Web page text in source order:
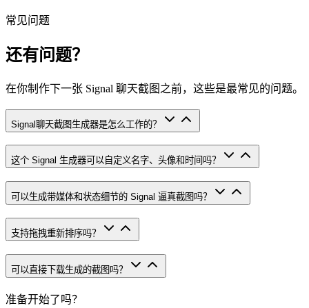
常见问题
还有问题？
在你制作下一张 Signal 聊天截图之前，这些是最常见的问题。
Signal聊天截图生成器是怎么工作的？
这个 Signal 生成器可以自定义名字、头像和时间吗？
可以生成带媒体和状态细节的 Signal 逼真截图吗？
支持拖拽重新排序吗？
可以直接下载生成的截图吗？
准备开始了吗？